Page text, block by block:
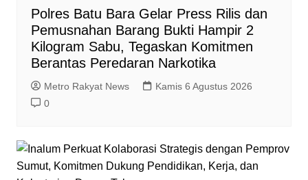
Polres Batu Bara Gelar Press Rilis dan
Pemusnahan Barang Bukti Hampir 2
Kilogram Sabu, Tegaskan Komitmen
Berantas Peredaran Narkotika
Metro Rakyat News
Kamis 6 Agustus 2026
0